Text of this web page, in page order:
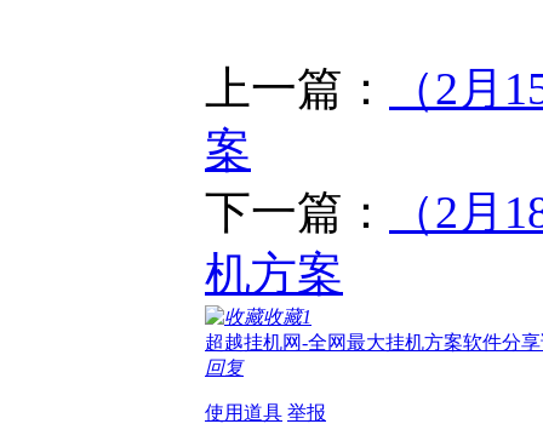
上一篇：
（2月
案
下一篇：
（2月
机方案
收藏1
超越挂机网-全网最大挂机方案软件分
回复
使用道具 举报